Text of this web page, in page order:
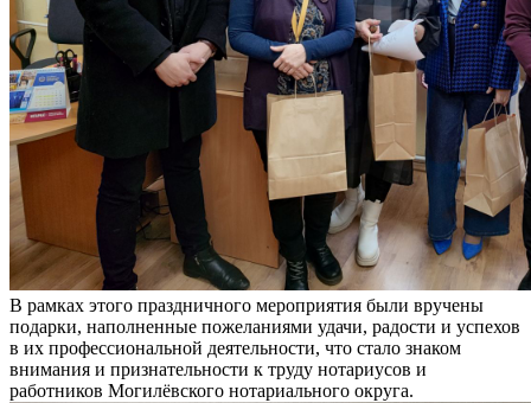
В рамках этого праздничного мероприятия были вручены
подарки, наполненные пожеланиями удачи, радости и успехов
в их профессиональной деятельности, что стало знаком
внимания и признательности к труду нотариусов и
работников Могилёвского нотариального округа.